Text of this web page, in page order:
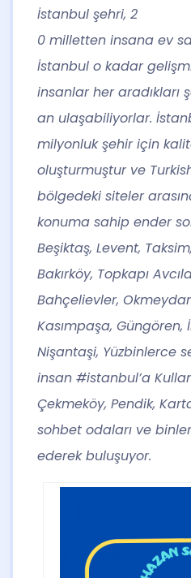
İstanbul şehri, 2
0 milletten insana ev
İstanbul o kadar
insanlar her aradıkları
an ulaşabiliyorlar.
milyonluk şehir için
oluşturmuştur ve
bölgedeki siteler
konuma sahip ender
Beşiktaş, Levent,
Bakırköy, Topkapı
Bahçelievler,
Kasımpaşa, Güngören,
Nişantaşi, Yüzbinlerce
insan #istanbul’a
Çekmeköy, Pendik,
sohbet odaları ve
ederek buluşuyor.